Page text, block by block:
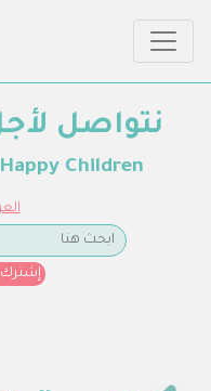
نتواصل
Children